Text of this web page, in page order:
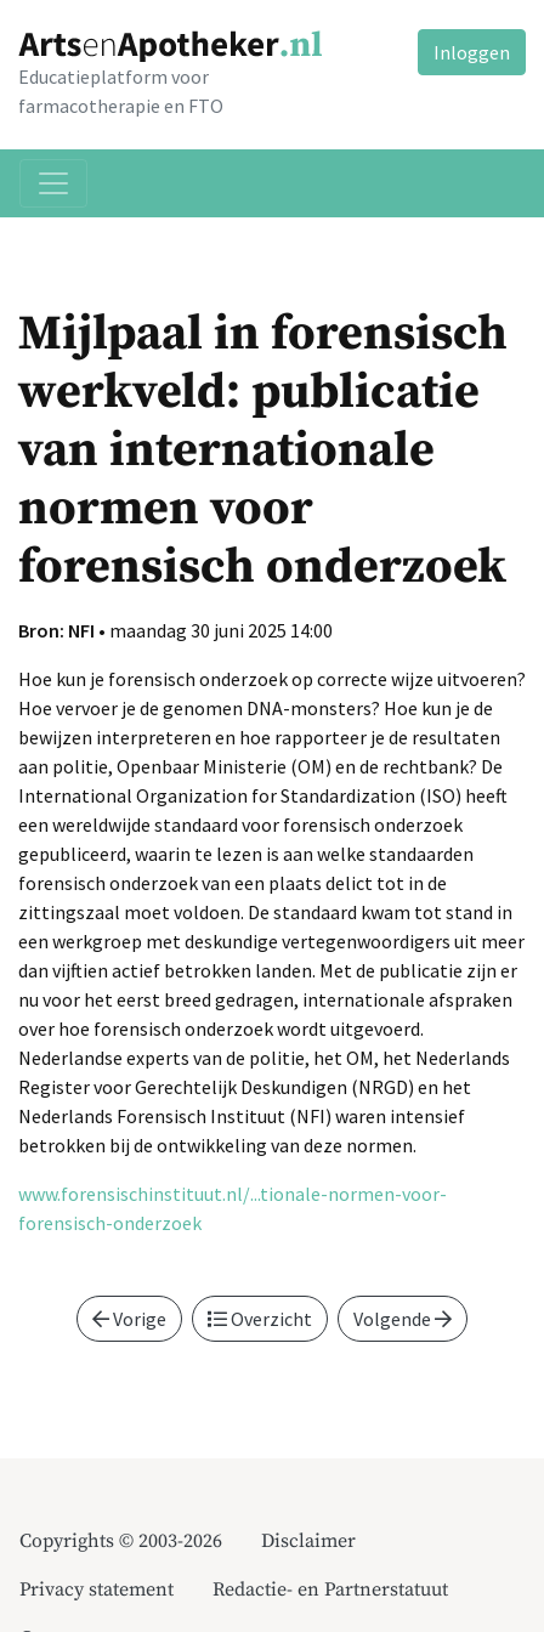
Educatieplatform voor
farmacotherapie en FTO
Inloggen
Mijlpaal in forensisch
werkveld: publicatie
van internationale
normen voor
forensisch onderzoek
Bron: NFI • maandag 30 juni 2025 14:00
Hoe kun je forensisch onderzoek op correcte wijze uitvoeren?
Hoe vervoer je de genomen DNA-monsters? Hoe kun je de
bewijzen interpreteren en hoe rapporteer je de resultaten
aan politie, Openbaar Ministerie (OM) en de rechtbank? De
International Organization for Standardization (ISO) heeft
een wereldwijde standaard voor forensisch onderzoek
gepubliceerd, waarin te lezen is aan welke standaarden
forensisch onderzoek van een plaats delict tot in de
zittingszaal moet voldoen. De standaard kwam tot stand in
een werkgroep met deskundige vertegenwoordigers uit meer
dan vijftien actief betrokken landen. Met de publicatie zijn er
nu voor het eerst breed gedragen, internationale afspraken
over hoe forensisch onderzoek wordt uitgevoerd.
Nederlandse experts van de politie, het OM, het Nederlands
Register voor Gerechtelijk Deskundigen (NRGD) en het
Nederlands Forensisch Instituut (NFI) waren intensief
betrokken bij de ontwikkeling van deze normen.
www.forensischinstituut.nl/...tionale-normen-voor-
forensisch-onderzoek
Vorige Overzicht Volgende
Copyrights © 2003-2026
Disclaimer
Privacy statement
Redactie- en Partnerstatuut